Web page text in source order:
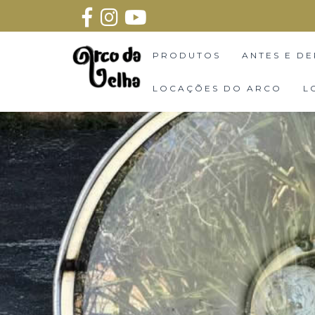
PRODUTOS ANTES E
LOCAÇÕES DO ARCO